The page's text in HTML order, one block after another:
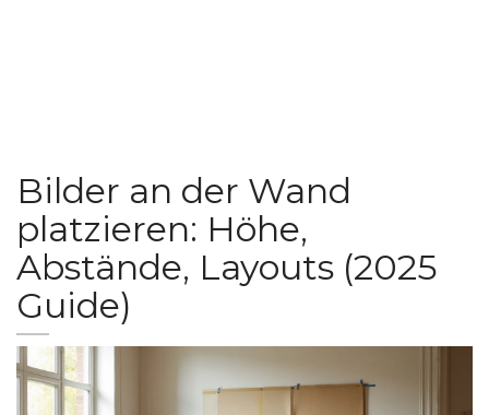
Bilder an der Wand
platzieren: Höhe,
Abstände, Layouts (2025
Guide)